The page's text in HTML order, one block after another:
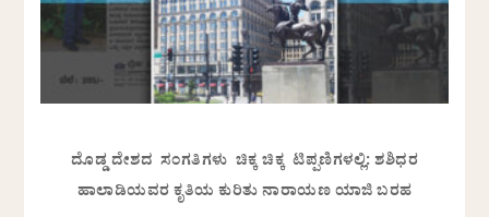
ದೊಡ್ಡ ದೇಶದ ಸಂಗತಿಗಳು ಚಿಕ್ಕ ಚಿಕ್ಕ ಟಿಪ್ಪಣಿಗಳಲ್ಲಿ: ಶಶಿಧರ
ಹಾಲಾಡಿಯವರ ಕೃತಿಯ ಕುರಿತು ನಾರಾಯಣ ಯಾಜಿ ಬರಹ